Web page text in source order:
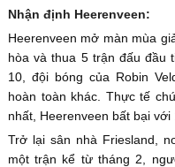
Nhận định Heerenveen:
Heerenveen mở màn mùa
hòa và thua 5 trận đấu đầu
10, đội bóng của Robin
hoàn toàn khác. Thực tế
nhất, Heerenveen bất bại với
Trở lại sân nhà Friesland,
một trận kể từ tháng 2,